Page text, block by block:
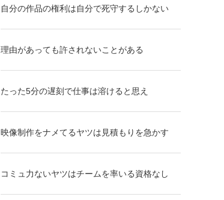
自分の作品の権利は自分で死守するしかない
理由があっても許されないことがある
たった5分の遅刻で仕事は溶けると思え
映像制作をナメてるヤツは見積もりを急かす
コミュ力ないヤツはチームを率いる資格なし